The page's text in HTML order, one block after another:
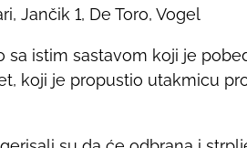
Jančik 1, De Toro, Vogel
sa istim sastavom koji je
koji je propustio utakmicu